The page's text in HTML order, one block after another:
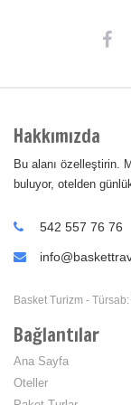
Hakkımızda
Bu alanı özelleştirin.
buluyor, otelden
542 557 76 76
Basket Turizm -
Bağlantılar
Ana Sayfa
Oteller